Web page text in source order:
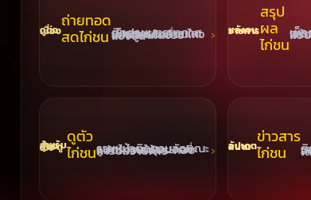
ดูต่อเนื่อง
ถ่ายทอด
สดไก่ชนติดตามบรรยากาศระหว่างรายการและเช็กความเคลื่อนไหวของคู่ชนในช่วงแข่งขัน หลังจบรายการ
สรุป
ผล
ไก่ชนเช็กผลของแต่ละคู่เมื่
สำหรับผู้ชมสายดูเชิง
ดูตัว
ไก่ชนรวมหน้าติดตามลักษณะ รูปทรง และมุมมองที่แฟนไก่ชนใช้ประกอบการชมรายการ อัปเดตสนาม
ข่าวสาร
ไก่ชน ติดตาม